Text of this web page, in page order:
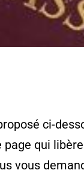
ci-
qui
vous